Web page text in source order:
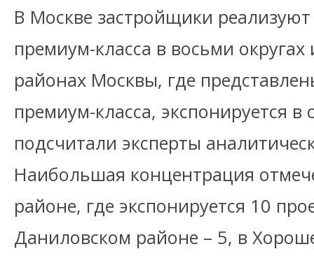
В Москве застройщики реализуют
премиум-класса в восьми
районах Москвы, где
премиум-класса, экспонируется в
подсчитали эксперты
Наибольшая концентрация
районе, где экспонируется 10
Даниловском районе – 5, в